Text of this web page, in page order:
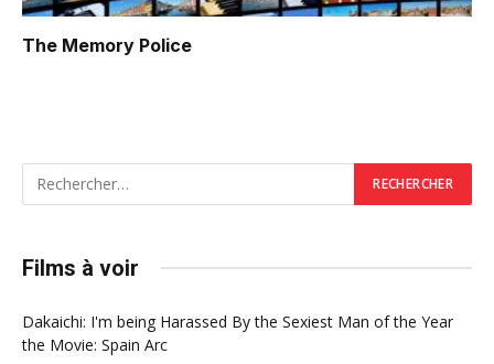
The Memory Police
Films à voir
Dakaichi: I'm being Harassed By the Sexiest Man of the Year
the Movie: Spain Arc